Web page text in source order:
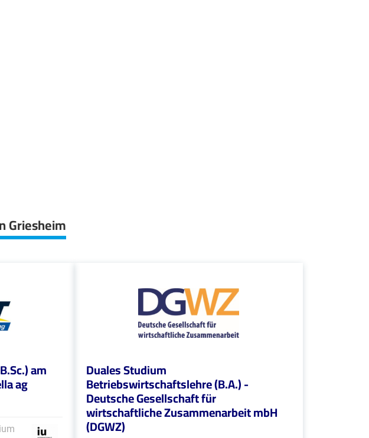
Griesheim
am
ag
Duales Studium
Betriebswirtschaftslehre (B.A.) -
Deutsche Gesellschaft für
wirtschaftliche Zusammenarbeit mbH
(DGWZ)